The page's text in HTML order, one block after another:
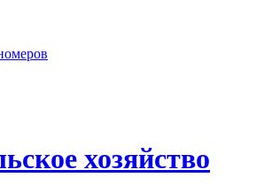
хозяйство